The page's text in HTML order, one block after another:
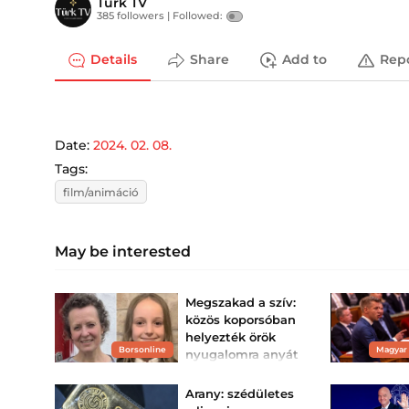
385 followers | Followed:
Details Share Add to
Date: 2024. 02. 08.
Tags:
film/animáció
May be interested
Borsonline
Megszakad a szív:
közös koporsóban
helyezték örök
nyugalomra anyát
Közös koporsóban
helyezték örök
Arany: szédületes